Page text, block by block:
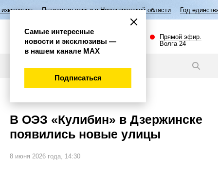
семьи в Нижегородской области Год единства народов
Прямой эфир.
Волга 24
В ОЭЗ «Кулибин» в Дзержинске
появились новые улицы
8 июня 2026 года, 14:30
Самые интересные
новости и эксклюзивы —
в нашем канале МАХ
Подписаться